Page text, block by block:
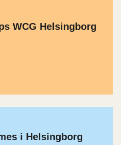
WCG Helsingborg
i Helsingborg